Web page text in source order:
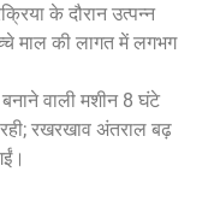
के दौरान उत्पन्न
माल की लागत में लगभग
वाली मशीन 8 घंटे
रखरखाव अंतराल बढ़